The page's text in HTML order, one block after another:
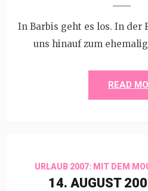
In Barbis geht es los. In
uns hinauf zum
READ
URLAUB 2007: MIT DEM
14. AUGUST